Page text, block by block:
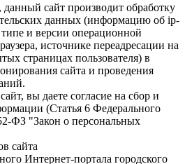
сайт производит обработку
данных (информацию об ip-
и версии операционной
источнике переадресации на
страницах пользователя) в
сайта и проведения
вы даете согласие на сбор и
(Статья 6 Федерального
ФЗ "Закон о персональных
сайта
Интернет-портала городского